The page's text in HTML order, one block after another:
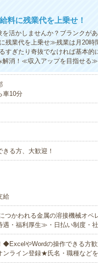
料に残業代を上乗せ！
活かしませんか？ブランクが
残業代を上乗せ≫残業は月20
すぎたり奇抜でなければ基本
解消！≪収入アップを目指せる≫
車10分
る方、大歓迎！
給
つかわれる金属の溶接機械オペ
遇・福利厚生≫・日払い制度・
やWordの操作できる方
ンライン登録★氏名・職種など